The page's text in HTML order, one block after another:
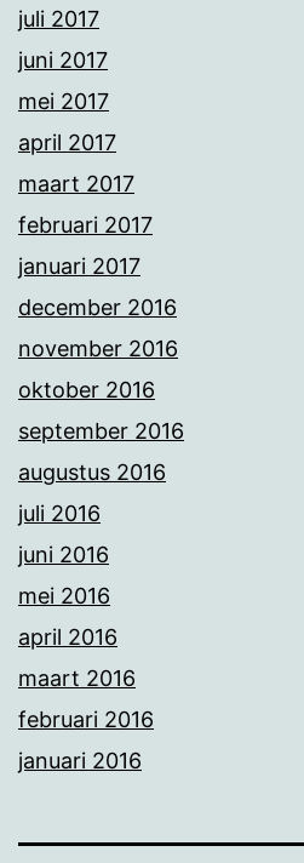
juli 2017
juni 2017
mei 2017
april 2017
maart 2017
februari 2017
januari 2017
december 2016
november 2016
oktober 2016
september 2016
augustus 2016
juli 2016
juni 2016
mei 2016
april 2016
maart 2016
februari 2016
januari 2016